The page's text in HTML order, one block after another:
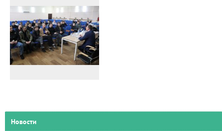
Новости